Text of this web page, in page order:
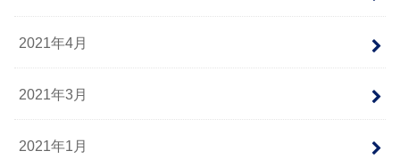
2021年4月
2021年3月
2021年1月